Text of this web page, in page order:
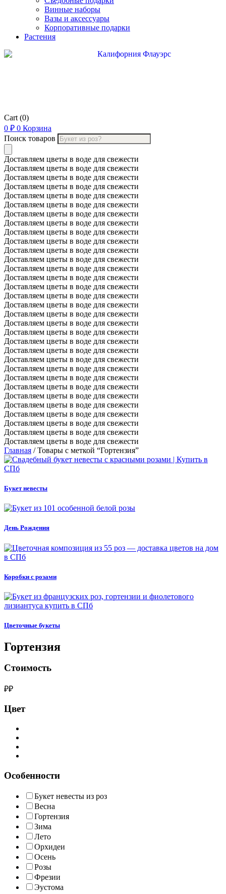
Винные наборы
Вазы и аксессуары
Корпоративные подарки
Растения
Cart (0)
0 ₽ 0 Корзина
Поиск товаров
Доставляем цветы в воде для свежести
Доставляем цветы в воде для свежести
Доставляем цветы в воде для свежести
Доставляем цветы в воде для свежести
Доставляем цветы в воде для свежести
Доставляем цветы в воде для свежести
Доставляем цветы в воде для свежести
Доставляем цветы в воде для свежести
Доставляем цветы в воде для свежести
Доставляем цветы в воде для свежести
Доставляем цветы в воде для свежести
Доставляем цветы в воде для свежести
Доставляем цветы в воде для свежести
Доставляем цветы в воде для свежести
Доставляем цветы в воде для свежести
Доставляем цветы в воде для свежести
Доставляем цветы в воде для свежести
Доставляем цветы в воде для свежести
Доставляем цветы в воде для свежести
Доставляем цветы в воде для свежести
Доставляем цветы в воде для свежести
Доставляем цветы в воде для свежести
Доставляем цветы в воде для свежести
Доставляем цветы в воде для свежести
Доставляем цветы в воде для свежести
Доставляем цветы в воде для свежести
Доставляем цветы в воде для свежести
Доставляем цветы в воде для свежести
Доставляем цветы в воде для свежести
Доставляем цветы в воде для свежести
Доставляем цветы в воде для свежести
Доставляем цветы в воде для свежести
Главная / Товары с меткой “Гортензия”
Букет невесты
День Рождения
Коробки с розами
Цветочные букеты
Гортензия
Стоимость
₽₽
Цвет
Особенности
Букет невесты из роз
Весна
Гортензия
Зима
Лето
Орхидеи
Осень
Розы
Фрезии
Эустома